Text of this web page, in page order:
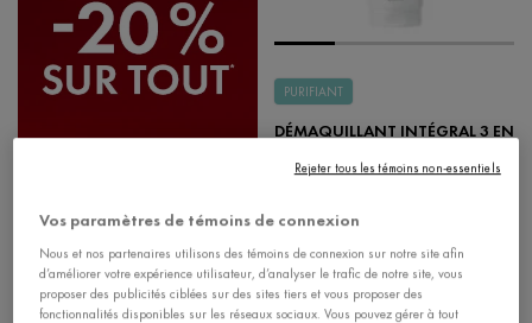
PURIFIANT
DÉMAQUILLANT INTÉGRAL 3 EN
Nettoyant, lotion et démaquillant
Choix de Taille
Vos paramètres de témoins de connexion
Nous et nos partenaires utilisons des témoins de connexion sur notre site afin
d’améliorer votre expérience utilisateur, d’analyser le trafic de notre site, vous
proposer des publicités ciblées sur des sites tiers et vous proposer des
fonctionnalités disponibles sur les réseaux sociaux. Vous pouvez gérer à tout
Rejeter tous les témoins non-essentiels